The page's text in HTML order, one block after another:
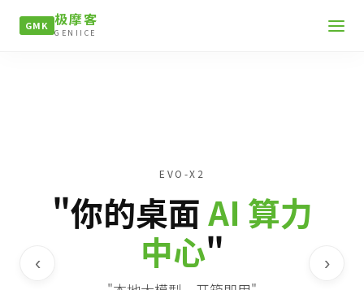
GMK 极摩客
GENIICE
EVO-X2
"你的桌面AI 算力
中心"
‹ ›